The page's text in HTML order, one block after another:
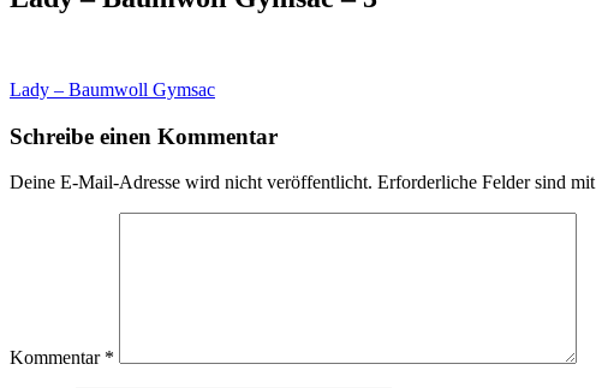
Beitragsnavigation
Lady – Baumwoll Gymsac
Schreibe einen Kommentar
Deine E-Mail-Adresse wird nicht veröffentlicht. Erforderliche Felder sind mit
Kommentar *